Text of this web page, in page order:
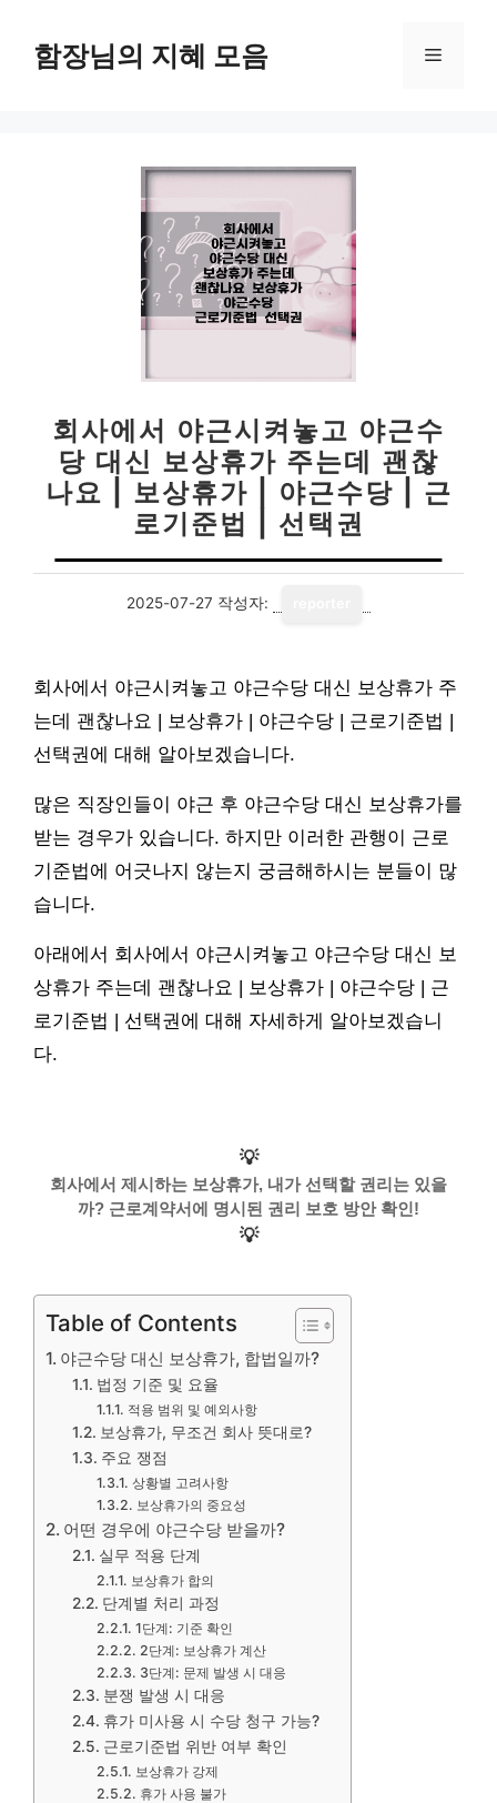
함장님의 지혜 모음 메
회사에서 야근시켜놓고 야근수
당 대신 보상휴가 주는데 괜찮
나요 | 보상휴가 | 야근수당 | 근
로기준법 | 선택권
2025-07-27 작성자:
회사에서 야근시켜놓고 야근수당 대신 보상휴가 주
는데 괜찮나요 | 보상휴가 | 야근수당 | 근로기준법 |
선택권에 대해 알아보겠습니다.
많은 직장인들이 야근 후 야근수당 대신 보상휴가를
받는 경우가 있습니다. 하지만 이러한 관행이 근로
기준법에 어긋나지 않는지 궁금해하시는 분들이 많
습니다.
아래에서 회사에서 야근시켜놓고 야근수당 대신 보
상휴가 주는데 괜찮나요 | 보상휴가 | 야근수당 | 근
로기준법 | 선택권에 대해 자세하게 알아보겠습니
다.
💡
회사에서 제시하는 보상휴가, 내가 선택할 권리는 있을
까? 근로계약서에 명시된 권리 보호 방안 확인!
💡
Table of Contents
야근수당 대신 보상휴가, 합법일까?
법정 기준 및 요율
적용 범위 및 예외사항
보상휴가, 무조건 회사 뜻대로?
주요 쟁점
상황별 고려사항
보상휴가의 중요성
어떤 경우에 야근수당 받을까?
실무 적용 단계
보상휴가 합의
단계별 처리 과정
1단계: 기준 확인
2단계: 보상휴가 계산
3단계: 문제 발생 시 대응
분쟁 발생 시 대응
휴가 미사용 시 수당 청구 가능?
근로기준법 위반 여부 확인
보상휴가 강제
휴가 사용 불가